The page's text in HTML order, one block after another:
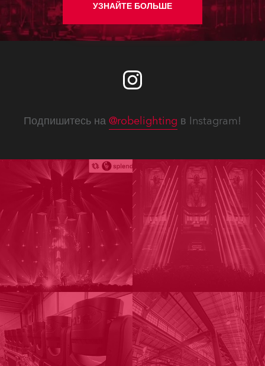
УЗНАЙТЕ БОЛЬШЕ
Подпишитесь на @robelighting в Instagram!